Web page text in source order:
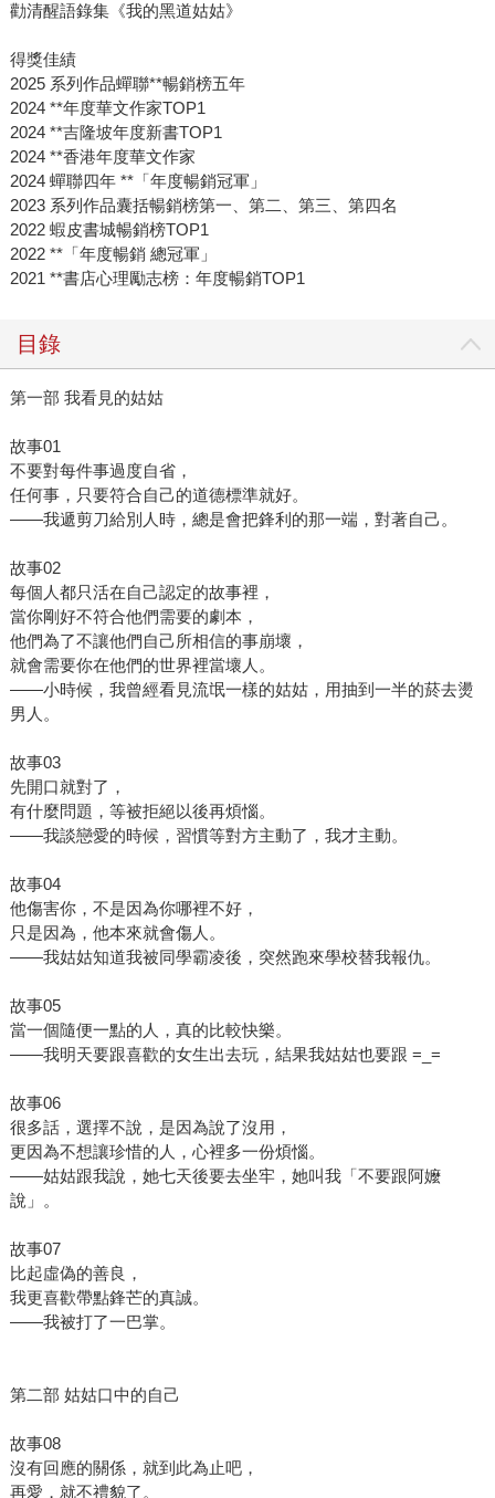
勸清醒語錄集《我的黑道姑姑》
得獎佳績
2025 系列作品蟬聯**暢銷榜五年
2024 **年度華文作家TOP1
2024 **吉隆坡年度新書TOP1
2024 **香港年度華文作家
2024 蟬聯四年 **「年度暢銷冠軍」
2023 系列作品囊括暢銷榜第一、第二、第三、第四名
2022 蝦皮書城暢銷榜TOP1
2022 **「年度暢銷 總冠軍」
2021 **書店心理勵志榜：年度暢銷TOP1
目錄
第一部 我看見的姑姑
故事01
不要對每件事過度自省，
任何事，只要符合自己的道德標準就好。
——我遞剪刀給別人時，總是會把鋒利的那一端，對著自己。
故事02
每個人都只活在自己認定的故事裡，
當你剛好不符合他們需要的劇本，
他們為了不讓他們自己所相信的事崩壞，
就會需要你在他們的世界裡當壞人。
——小時候，我曾經看見流氓一樣的姑姑，用抽到一半的菸去燙
男人。
故事03
先開口就對了，
有什麼問題，等被拒絕以後再煩惱。
——我談戀愛的時候，習慣等對方主動了，我才主動。
故事04
他傷害你，不是因為你哪裡不好，
只是因為，他本來就會傷人。
——我姑姑知道我被同學霸凌後，突然跑來學校替我報仇。
故事05
當一個隨便一點的人，真的比較快樂。
——我明天要跟喜歡的女生出去玩，結果我姑姑也要跟 =_=
故事06
很多話，選擇不說，是因為說了沒用，
更因為不想讓珍惜的人，心裡多一份煩惱。
——姑姑跟我說，她七天後要去坐牢，她叫我「不要跟阿嬤
說」。
故事07
比起虛偽的善良，
我更喜歡帶點鋒芒的真誠。
——我被打了一巴掌。
第二部 姑姑口中的自己
故事08
沒有回應的關係，就到此為止吧，
再愛，就不禮貌了。